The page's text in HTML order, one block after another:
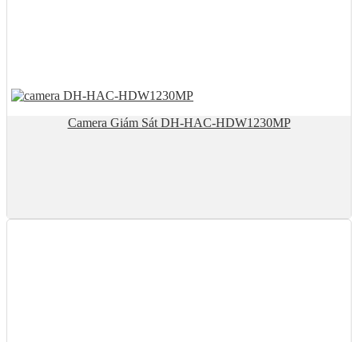
Camera Giám Sát DH-HAC-HDW1230MP